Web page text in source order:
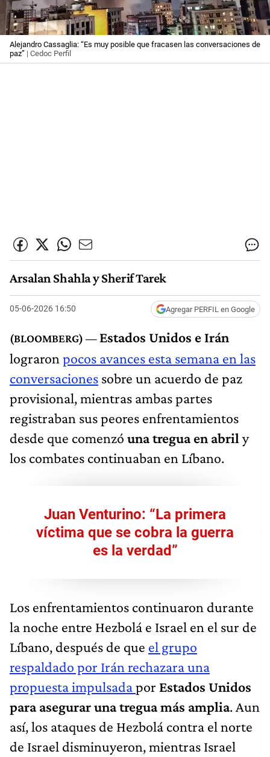
Alejandro Cassaglia: “Es muy posible que fracasen las conversaciones de
paz” | Cedoc Perfil
Arsalan Shahla y Sherif Tarek
05-06-2026 16:50 Agregar PERFIL en Google
Estados Unidos e Irán
lograron pocos avances esta semana en las
conversaciones sobre un acuerdo de paz
provisional, mientras ambas partes
registraban sus peores enfrentamientos
desde que comenzó una tregua en abril y
los combates continuaban en Líbano.
Juan Venturino: “La primera
víctima que se cobra la guerra
es la verdad”
Los enfrentamientos continuaron durante
la noche entre Hezbolá e Israel en el sur de
Líbano, después de que el grupo
respaldado por Irán rechazara una
propuesta impulsadapor Estados Unidos
para asegurar una tregua más amplia. Aun
así, los ataques de Hezbolá contra el norte
de Israel disminuyeron, mientras Israel